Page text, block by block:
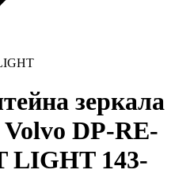
зеркала
DP-RE-
LIGHT 143-